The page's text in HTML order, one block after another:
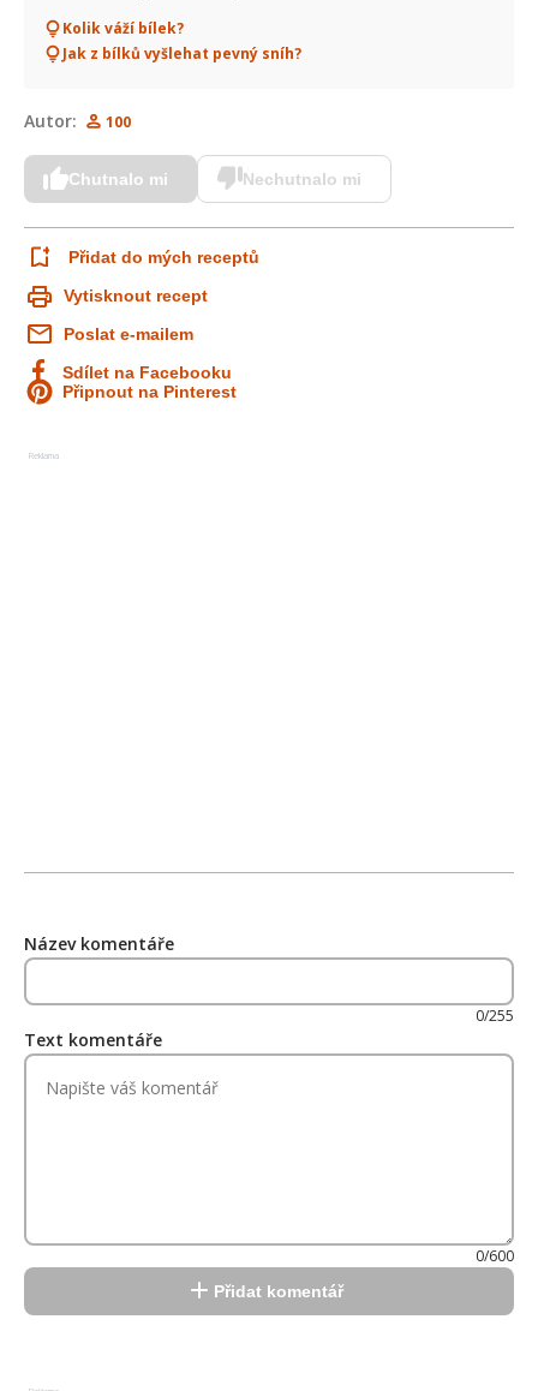
Kolik váží bílek?
Jak z bílků vyšlehat pevný sníh?
Autor: 100
Chutnalo mi Nechutnalo mi
Přidat do mých receptů
Vytisknout recept
Poslat e-mailem
Sdílet na Facebooku
Připnout na Pinterest
Reklama
Název komentáře
0/255
Text komentáře
0/600
Přidat komentář